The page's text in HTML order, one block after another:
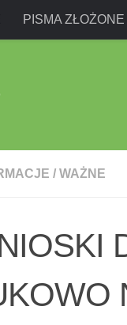
PISMA ZŁOŻONE
/ WAŻNE